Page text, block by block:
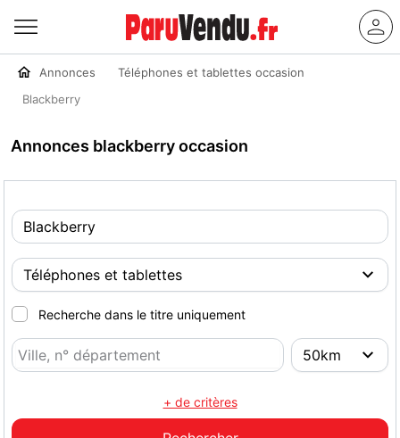
Annonces
Téléphones et tablettes occasion
Blackberry
Annonces blackberry occasion
Recherche dans le titre uniquement
+ de critères